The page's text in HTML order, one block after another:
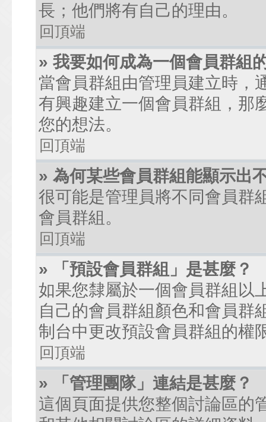
長；他們將有自己的理由。
回頂端
» 我要如何成為一個會員群組
當會員群組由管理員建立時，
有興趣建立一個會員群組，那
您的想法。
回頂端
» 為何某些會員群組能顯示出
很可能是管理員將不同會員群
會員群組。
回頂端
» 「預設會員群組」是甚麼？
如果您隸屬於一個會員群組以
自己的會員群組顏色和會員群
制台中更改預設會員群組的權
回頂端
» 「管理團隊」連結是甚麼？
這個頁面提供您整個討論區的